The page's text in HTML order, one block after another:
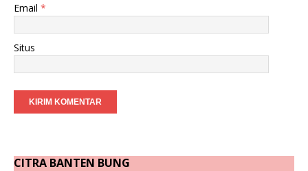
Email *
Situs
CITRA BANTEN BUNG